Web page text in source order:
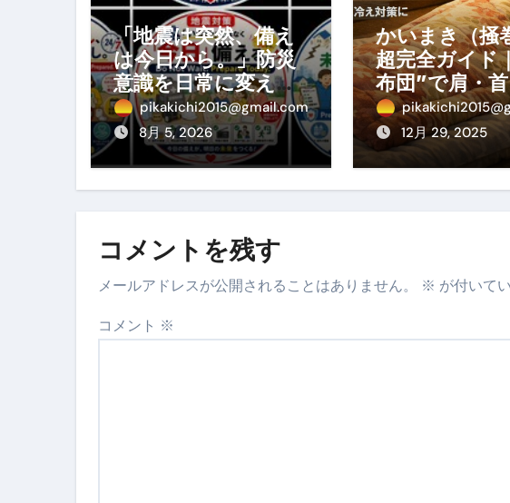
「地震は突然、備え
は今日から。」防災
意識を日常に変える
地震対策ステッカー
pikakichi2015@gmail.com
8月 5, 2026
かいまき（掻
超完全ガイド
布団”で肩・
の冷えを根こ
ぐ！素材別お
め・選び方・
12月 29, 2025
コメントを残す
メールアドレスが公開されることはありません。 ※ が付いて
コメント ※